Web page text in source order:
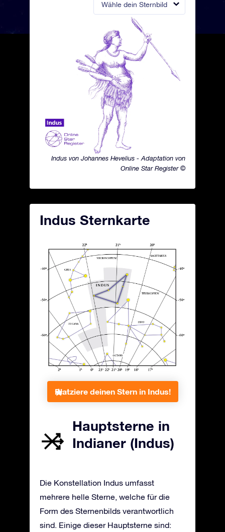
Wähle dein Sternbild
Indus von Johannes Hevelius - Adaptation von
Online Star Register ©
Indus Sternkarte
Platziere deinen Stern in Indus!
Hauptsterne in
Indianer (Indus)
Die Konstellation Indus umfasst
mehrere helle Sterne, welche für die
Form des Sternenbilds verantwortlich
sind. Einige dieser Hauptsterne sind: